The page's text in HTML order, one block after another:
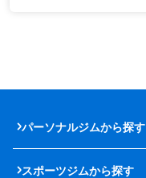
パーソナルジムから探す
スポーツジムから探す